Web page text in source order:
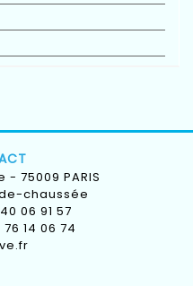
75009 PARIS
chaussée
06 91 57
14 06 74